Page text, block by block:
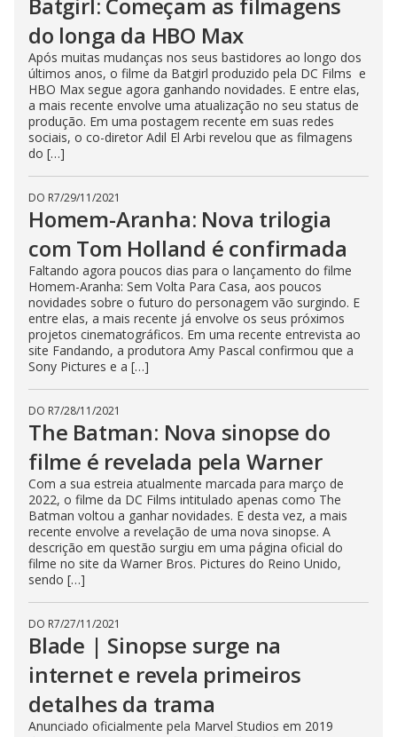
Batgirl: Começam as filmagens
do longa da HBO Max
Após muitas mudanças nos seus bastidores ao longo dos
últimos anos, o filme da Batgirl produzido pela DC Films e
HBO Max segue agora ganhando novidades. E entre elas,
a mais recente envolve uma atualização no seu status de
produção. Em uma postagem recente em suas redes
sociais, o co-diretor Adil El Arbi revelou que as filmagens
do […]
DO R7/29/11/2021
Homem-Aranha: Nova trilogia
com Tom Holland é confirmada
Faltando agora poucos dias para o lançamento do filme
Homem-Aranha: Sem Volta Para Casa, aos poucos
novidades sobre o futuro do personagem vão surgindo. E
entre elas, a mais recente já envolve os seus próximos
projetos cinematográficos. Em uma recente entrevista ao
site Fandando, a produtora Amy Pascal confirmou que a
Sony Pictures e a […]
DO R7/28/11/2021
The Batman: Nova sinopse do
filme é revelada pela Warner
Com a sua estreia atualmente marcada para março de
2022, o filme da DC Films intitulado apenas como The
Batman voltou a ganhar novidades. E desta vez, a mais
recente envolve a revelação de uma nova sinopse. A
descrição em questão surgiu em uma página oficial do
filme no site da Warner Bros. Pictures do Reino Unido,
sendo […]
DO R7/27/11/2021
Blade | Sinopse surge na
internet e revela primeiros
detalhes da trama
Anunciado oficialmente pela Marvel Studios em 2019